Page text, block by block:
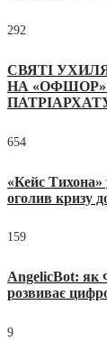
292
СВЯТІ
НА «ОФШОР»
654
«Кейс
оголив кризу
159
AngelicBot: як
розвиває
9